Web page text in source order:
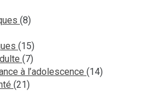
Count
(8)Articles Count
Count
(15)Articles Count
(7)Articles Count
à l’adolescence (14)Articles Count
(21)Articles Count
Count